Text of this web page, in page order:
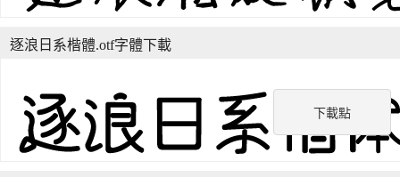
下載點
逐浪日系楷體.otf字體下載